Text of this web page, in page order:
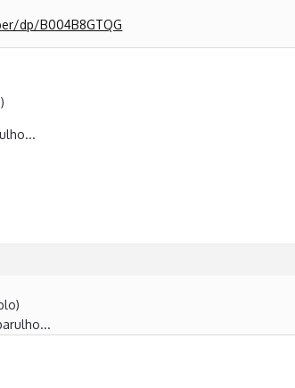
dp/B004B8GTQG